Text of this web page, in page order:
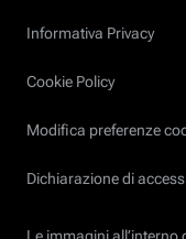
Informativa Privacy
Cookie Policy
Modifica preferenze
Dichiarazione di